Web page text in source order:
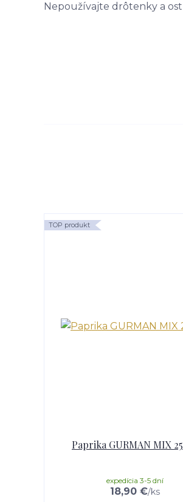
Nepoužívajte drôtenky a
TOP produkt
Paprika GURMAN MIX
18,90 €/ks
expedícia 3-5 dní